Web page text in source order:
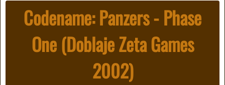
Codename: Panzers - Phase
One (Doblaje Zeta Games
2002)